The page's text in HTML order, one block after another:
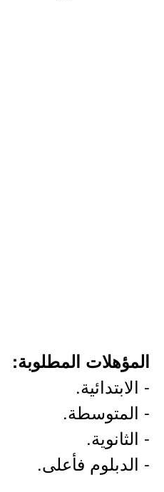
المؤهلات المطلوبة:
- الابتدائية.
- المتوسطة.
- الثانوية.
- الدبلوم فأعلى.